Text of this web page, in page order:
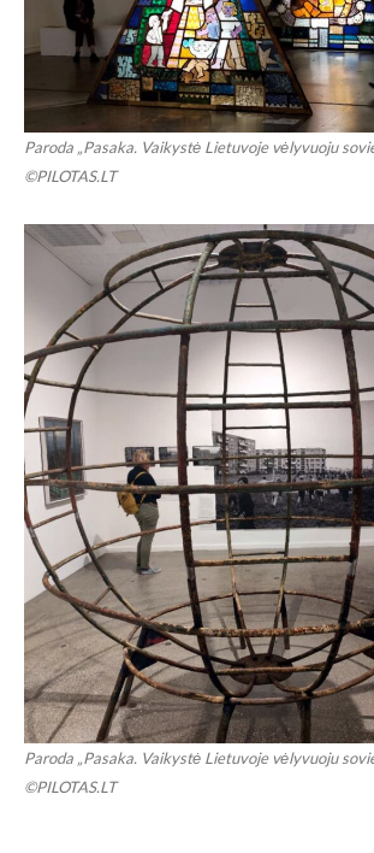
Paroda „Pasaka. Vaikystė Lietuvoje vėlyvuoju
©PILOTAS.LT
Paroda „Pasaka. Vaikystė Lietuvoje vėlyvuoju
©PILOTAS.LT